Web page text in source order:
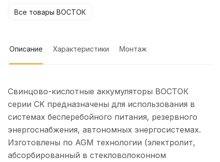
Все товары ВОСТОК
Описание Характеристики Монтаж
Свинцово-кислотные аккумуляторы ВОСТОК
серии CK предназначены для использования в
системах бесперебойного питания, резервного
энергоснабжения, автономных энергосистемах.
Изготовлены по AGM технологии (электролит,
абсорбированный в стекловолоконном